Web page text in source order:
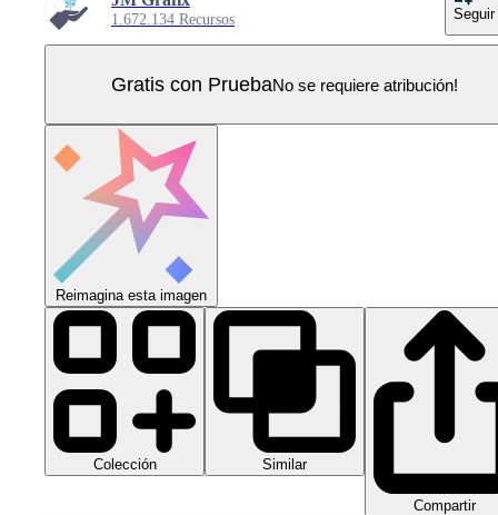
1.672.134 Recursos Seguir
Gratis con PruebaNo se requiere atribución!
Reimagina esta imagen
Colección Similar
Compartir